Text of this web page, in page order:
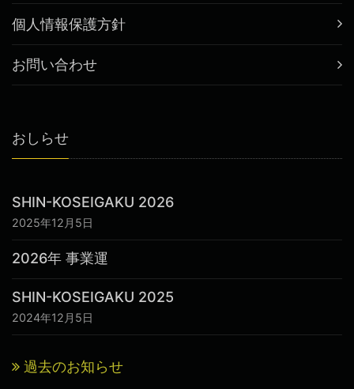
個人情報保護方針
お問い合わせ
おしらせ
SHIN-KOSEIGAKU 2026
2025年12月5日
2026年 事業運
SHIN-KOSEIGAKU 2025
2024年12月5日
過去のお知らせ